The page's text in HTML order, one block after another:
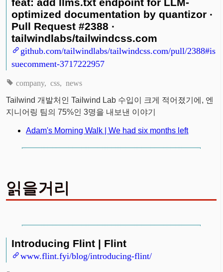
optimized documentation by quantizor ·
Pull Request #2388 ·
tailwindlabs/tailwindcss.com
github.com/tailwindlabs/tailwindcss.com/pull/2388#is
suecomment-3717222957
company css news
Tailwind 개발처인 Tailwind Lab 수입이 크게 적어졌기에, 엔
지니어링 팀의 75%인 3명을 내보낸 이야기
Adam's Morning Walk | We had six months left
읽을거리
Introducing Flint | Flint
www.flint.fyi/blog/introducing-flint/